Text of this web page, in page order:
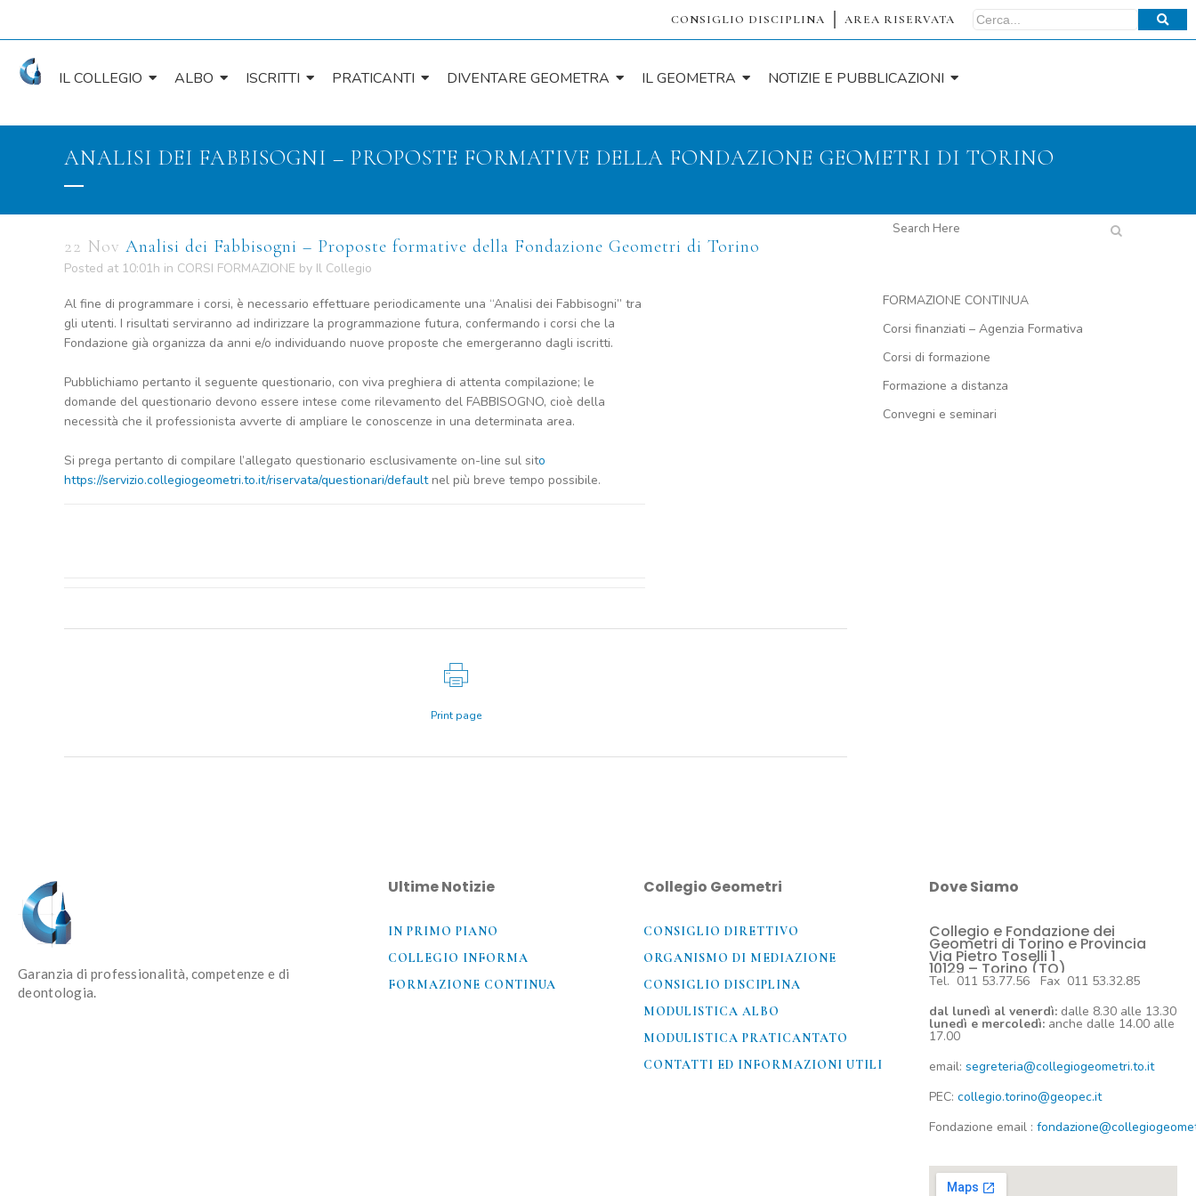
CONSIGLIO DISCIPLINA AREA RISERVATA
IL COLLEGIO ALBO ISCRITTI PRATICANTI DIVENTARE GEOMETRA IL GEOMETRA NOTIZIE E PUBBLICAZIONI
ANALISI DEI FABBISOGNI – PROPOSTE FORMATIVE DELLA FONDAZIONE GEOMETRI DI TORINO
22 Nov Analisi dei Fabbisogni – Proposte formative della Fondazione Geometri di Torino
Posted at 10:01h in CORSI FORMAZIONE by Il Collegio
Al fine di programmare i corsi, è necessario effettuare periodicamente una “Analisi dei Fabbisogni” tra
gli utenti. I risultati serviranno ad indirizzare la programmazione futura, confermando i corsi che la
Fondazione già organizza da anni e/o individuando nuove proposte che emergeranno dagli iscritti.
Pubblichiamo pertanto il seguente questionario, con viva preghiera di attenta compilazione; le
domande del questionario devono essere intese come rilevamento del FABBISOGNO, cioè della
necessità che il professionista avverte di ampliare le conoscenze in una determinata area.
Si prega pertanto di compilare l’allegato questionario esclusivamente on-line sul sito
https://servizio.collegiogeometri.to.it/riservata/questionari/defaultnel più breve tempo possibile.
Print page
FORMAZIONE CONTINUA
Corsi finanziati – Agenzia Formativa
Corsi di formazione
Formazione a distanza
Convegni e seminari
Garanzia di professionalità, competenze e di
deontologia.
Ultime Notizie
IN PRIMO PIANO
COLLEGIO INFORMA
FORMAZIONE CONTINUA
Collegio Geometri
CONSIGLIO DIRETTIVO
ORGANISMO DI MEDIAZIONE
CONSIGLIO DISCIPLINA
MODULISTICA ALBO
MODULISTICA PRATICANTATO
CONTATTI ED INFORMAZIONI UTILI​
Dove Siamo
Collegio e Fondazione dei
Geometri di Torino e Provincia
Via Pietro Toselli 1
10129 – Torino (TO)
Tel. 011 53.77.56 Fax 011 53.32.85
dal lunedì al venerdì: dalle 8.30 alle 13.30
lunedì e mercoledì: anche dalle 14.00 alle
17.00
email: segreteria@collegiogeometri.to.it
PEC: collegio.torino@geopec.it
Fondazione email :